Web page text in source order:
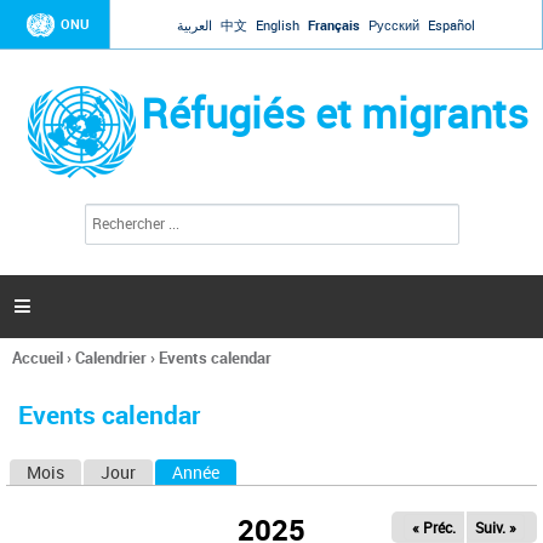
Jump to navigation
ONU العربية 中文 English Français Русский Español
Réfugiés et migrants
l
c
h
e

Vous
ici
Accueil›Calendrier› Events calendar
Events calendar
Mois Jour Année
2025 « Préc. Suiv. »